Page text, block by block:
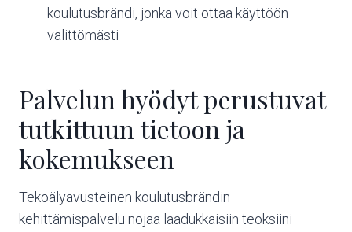
koulutusbrändi, jonka voit ottaa käyttöön
välittömästi
Palvelun hyödyt perustuvat
tutkittuun tietoon ja
kokemukseen
Tekoälyavusteinen koulutusbrändin
kehittämispalvelu nojaa laadukkaisiin teoksiini